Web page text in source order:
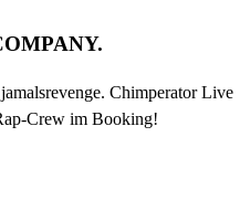
Chimperator Live
Crew im Booking!